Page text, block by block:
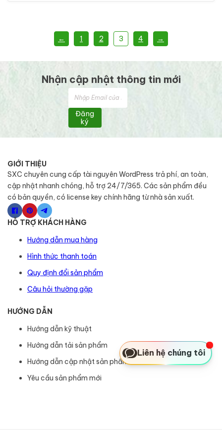
← 1 2 3 4 →
Nhận cập nhật thông tin mới
Đăng
ký
GIỚI THIỆU
SXC chuyên cung cấp tài nguyên WordPress trả phí, an toàn,
cập nhật nhanh chóng, hỗ trợ 24/7/365. Các sản phẩm đều
có bản quyền, có license key chính hãng từ nhà sản xuất.
HỖ TRỢ KHÁCH HÀNG
Hướng dẫn mua hàng
Hình thức thanh toán
Quy định đổi sản phẩm
Câu hỏi thường gặp
HƯỚNG DẪN
Hướng dẫn kỹ thuật
Hướng dẫn tải sản phẩm
Hướng dẫn cập nhật sản phẩm
Yêu cầu sản phẩm mới
Liên hệ chúng tôi